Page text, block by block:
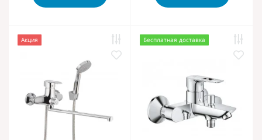
Акция Бесплатная доставка